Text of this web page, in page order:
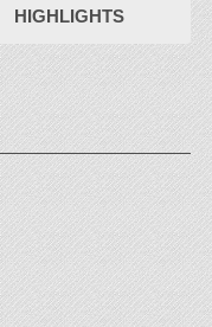
HIGHLIGHTS